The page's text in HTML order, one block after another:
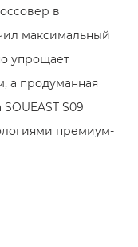
в
максимальный
упрощает
а продуманная
S09
премиум-